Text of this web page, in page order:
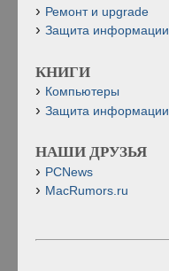
Ремонт и upgrade
Защита информации
КНИГИ
Компьютеры
Защита информации
НАШИ ДРУЗЬЯ
PCNews
MacRumors.ru